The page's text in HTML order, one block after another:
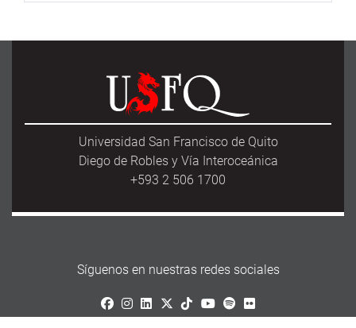
Universidad San Francisco de Quito
Diego de Robles y Vía Interoceánica
+593 2 506 1700
Síguenos en nuestras redes sociales